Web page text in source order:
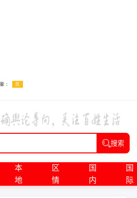
搜索
本
地
区
情
国
内
国
际